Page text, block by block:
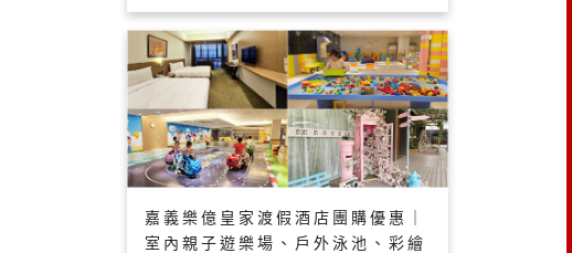
嘉義樂億皇家渡假酒店團購優惠｜
室內親子遊樂場、戶外泳池、彩繪